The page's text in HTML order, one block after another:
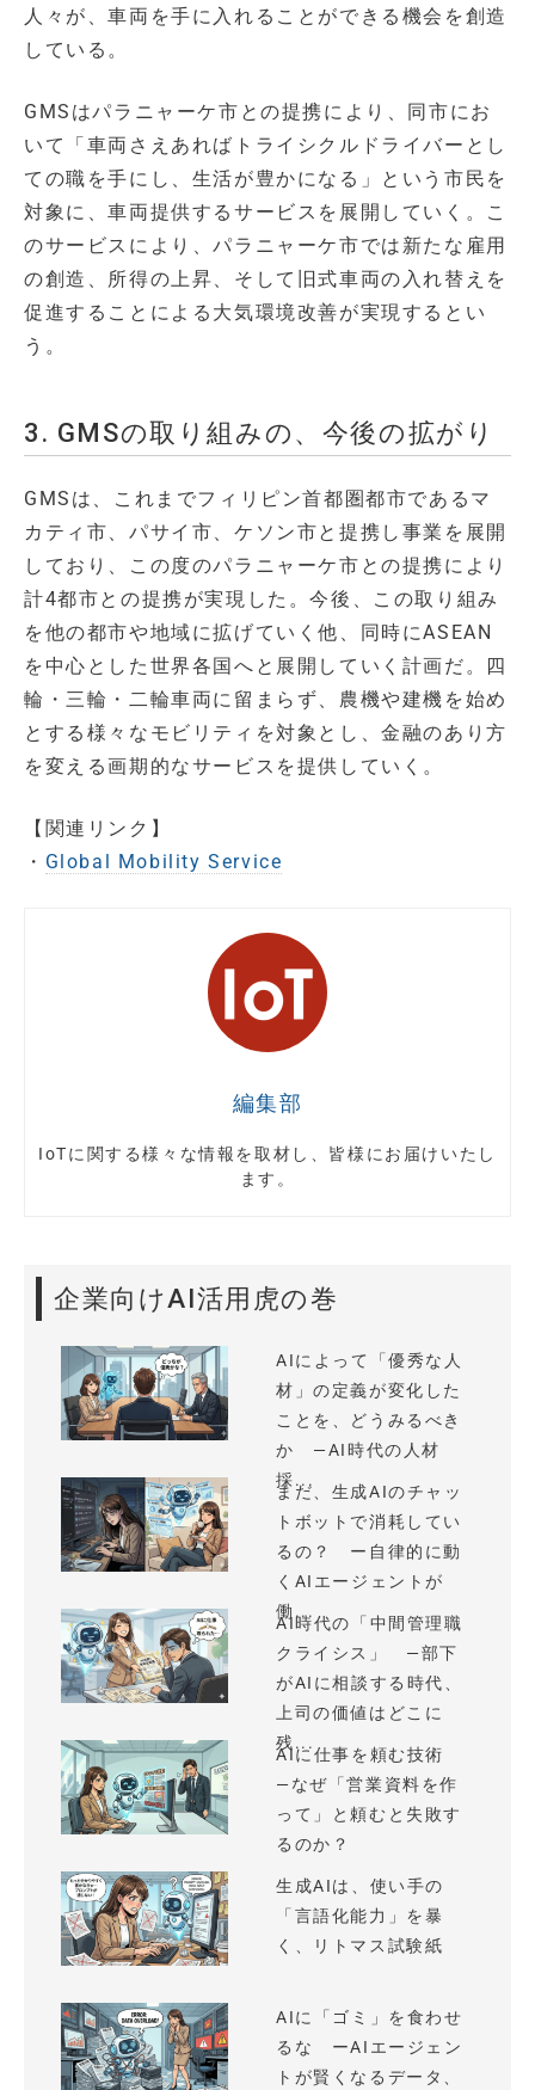
人々が、車両を手に入れることができる機会を創造
している。
GMSはパラニャーケ市との提携により、同市にお
いて「車両さえあればトライシクルドライバーとし
ての職を手にし、生活が豊かになる」という市民を
対象に、車両提供するサービスを展開していく。こ
のサービスにより、パラニャーケ市では新たな雇用
の創造、所得の上昇、そして旧式車両の入れ替えを
促進することによる大気環境改善が実現するとい
う。
3. GMSの取り組みの、今後の拡がり
GMSは、これまでフィリピン首都圏都市であるマ
カティ市、パサイ市、ケソン市と提携し事業を展開
しており、この度のパラニャーケ市との提携により
計4都市との提携が実現した。今後、この取り組み
を他の都市や地域に拡げていく他、同時にASEAN
を中心とした世界各国へと展開していく計画だ。四
輪・三輪・二輪車両に留まらず、農機や建機を始め
とする様々なモビリティを対象とし、金融のあり方
を変える画期的なサービスを提供していく。
【関連リンク】
・ Global Mobility Service
編集部
IoTに関する様々な情報を取材し、皆様にお届けいたし
ます。
企業向けAI活用虎の巻
AIによって「優秀な人
材」の定義が変化した
ことを、どうみるべき
か —AI時代の人材
採...
まだ、生成AIのチャッ
トボットで消耗してい
るの？ ー自律的に動
くAIエージェントが
働...
AI時代の「中間管理職
クライシス」 —部下
がAIに相談する時代、
上司の価値はどこに
残...
AIに仕事を頼む技術
—なぜ「営業資料を作
って」と頼むと失敗す
るのか？
生成AIは、使い手の
「言語化能力」を暴
く、リトマス試験紙
AIに「ゴミ」を食わせ
るな ーAIエージェン
トが賢くなるデータ、